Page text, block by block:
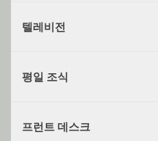
텔레비전
평일 조식
프런트 데스크